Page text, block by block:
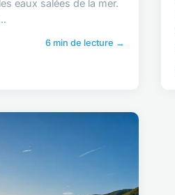
eaux salées de la mer.
6 min de lecture →